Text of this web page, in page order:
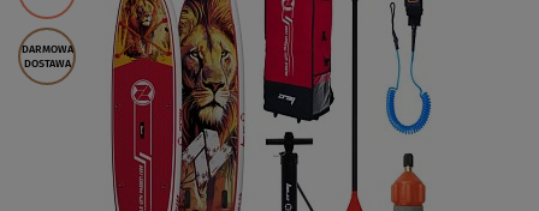
DARMOWA
DOSTAWA